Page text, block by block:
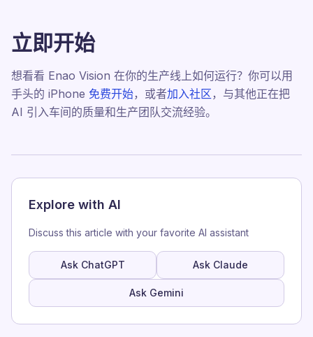
立即开始
想看看 Enao Vision 在你的生产线上如何运行？你可以用
手头的 iPhone 免费开始，或者加入社区 ，与其他正在把
AI 引入车间的质量和生产团队交流经验。
Explore with AI
Discuss this article with your favorite AI assistant
Ask ChatGPT Ask Claude
Ask Gemini